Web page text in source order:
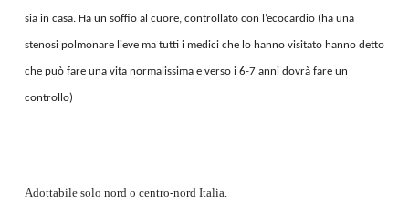
sia in casa. Ha un soffio al cuore, controllato con l’ecocardio (ha una
stenosi polmonare lieve ma tutti i medici che lo hanno visitato hanno detto
che può fare una vita normalissima e verso i 6-7 anni dovrà fare un
controllo)
Adottabile solo nord o centro-nord Italia.